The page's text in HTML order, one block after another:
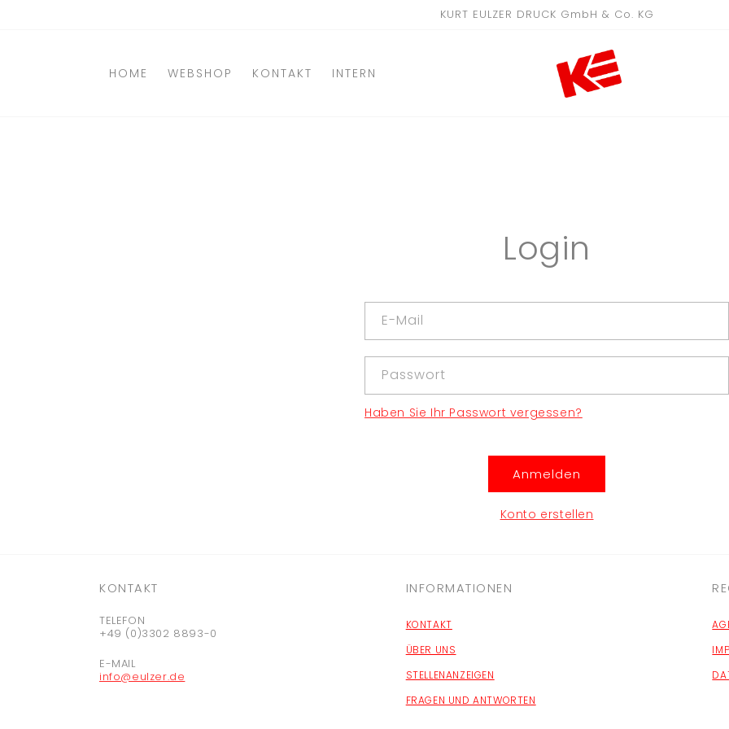
KURT EULZER DRUCK GmbH & Co. KG
HOME WEBSHOP KONTAKT INTERN
Login
E-Mail
Passwort
Haben Sie Ihr Passwort vergessen?
Anmelden
Konto erstellen
KONTAKT
TELEFON
+49 (0)3302 8893-0
E-MAIL
info@eulzer.de
INFORMATIONEN
KONTAKT
ÜBER UNS
STELLENANZEIGEN
FRAGEN UND ANTWORTEN